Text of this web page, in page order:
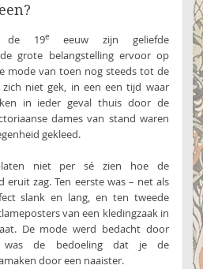
de 19e
eeuw zijn geliefde
grote belangstelling ervoor op
mode van toen nog steeds tot de
niet gek, in een een tijd waar
in ieder geval thuis door de
dames van stand waren
gekleed.
niet per sé zien hoe de
eruit zag. Ten eerste was – net als
slank en lang, en ten tweede
van een kledingzaak in
De mode werd bedacht door
was de bedoeling dat je de
door een naaister.